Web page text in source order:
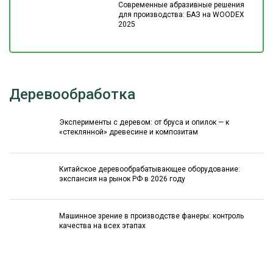
Современные абразивные решения
для производства: БАЗ на WOODEX
2025
Деревообработка
Эксперименты с деревом: от бруса и опилок — к
«стеклянной» древесине и композитам
Китайское деревообрабатывающее оборудование:
экспансия на рынок РФ в 2026 году
Машинное зрение в производстве фанеры: контроль
качества на всех этапах